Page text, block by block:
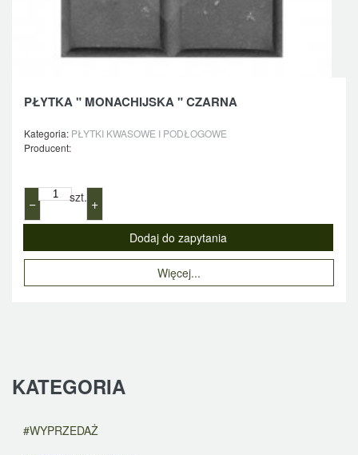
PŁYTKA " MONACHIJSKA " CZARNA
Kategoria: PŁYTKI KWASOWE I PODŁOGOWE
Producent:
− szt. +
Więcej...
KATEGORIA
#WYPRZEDAŻ